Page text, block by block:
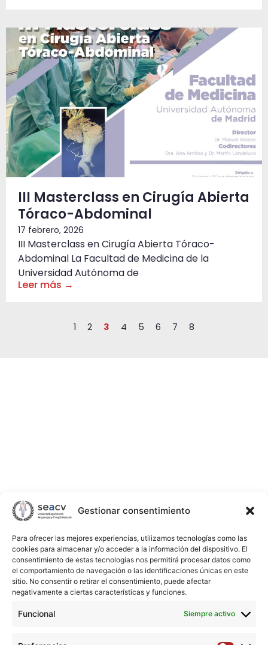
Gestionar consentimiento
Para ofrecer las mejores experiencias, utilizamos tecnologías como las
cookies para almacenar y/o acceder a la información del dispositivo. El
consentimiento de estas tecnologías nos permitirá procesar datos como
el comportamiento de navegación o las identificaciones únicas en este
sitio. No consentir o retirar el consentimiento, puede afectar
negativamente a ciertas características y funciones.
Funcional Siempre activo
III Masterclass en Cirugía Abierta
Tóraco-Abdominal
17 febrero, 2026
III Masterclass en Cirugía Abierta Tóraco-
Abdominal La Facultad de Medicina de la
Universidad Autónoma de
Leer más →
1 2 3 4 5 6 7 8
*
Nombre
Apellidos
Email
*